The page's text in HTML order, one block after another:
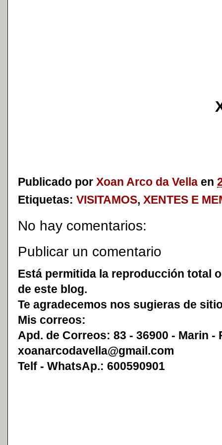
Publicado por Xoan Arco da Vella en
Etiquetas: VISITAMOS, XENTES E
No hay comentarios:
Publicar un comentario
Está permitida la reproducción total
de este blog.
Te agradecemos nos sugieras de
Mis correos:
Apd. de Correos: 83 - 36900 - Marin -
xoanarcodavella@gmail.com
Telf - WhatsAp.: 600590901